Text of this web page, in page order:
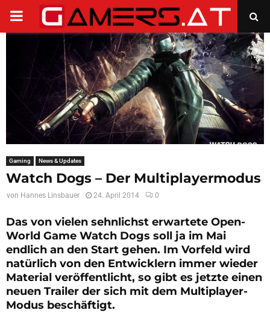
PRIMARY
MENU
Gaming News & Updates
Watch Dogs – Der Multiplayermodus
von Hannes Linsbauer 24. April 2014 0
Das von vielen sehnlichst erwartete Open-
World Game Watch Dogs soll ja im Mai
endlich an den Start gehen. Im Vorfeld wird
natürlich von den Entwicklern immer wieder
Material veröffentlicht, so gibt es jetzte einen
neuen Trailer der sich mit dem Multiplayer-
Modus beschäftigt.